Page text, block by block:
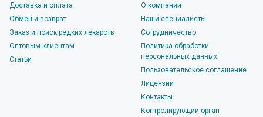
Доставка и оплата
Обмен и возврат
Заказ и поиск редких лекарств
Оптовым клиентам
Статьи
О компании
Наши специалисты
Сотрудничество
Политика обработки
персональных данных
Пользовательское соглашение
Лицензии
Контакты
Контролирующий орган